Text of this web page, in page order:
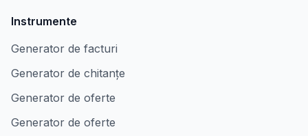
Instrumente
Generator de facturi
Generator de chitanțe
Generator de oferte
Generator de oferte